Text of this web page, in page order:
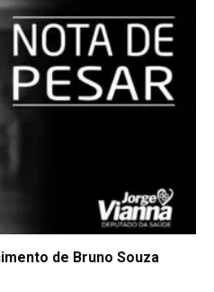
de Bruno Souza